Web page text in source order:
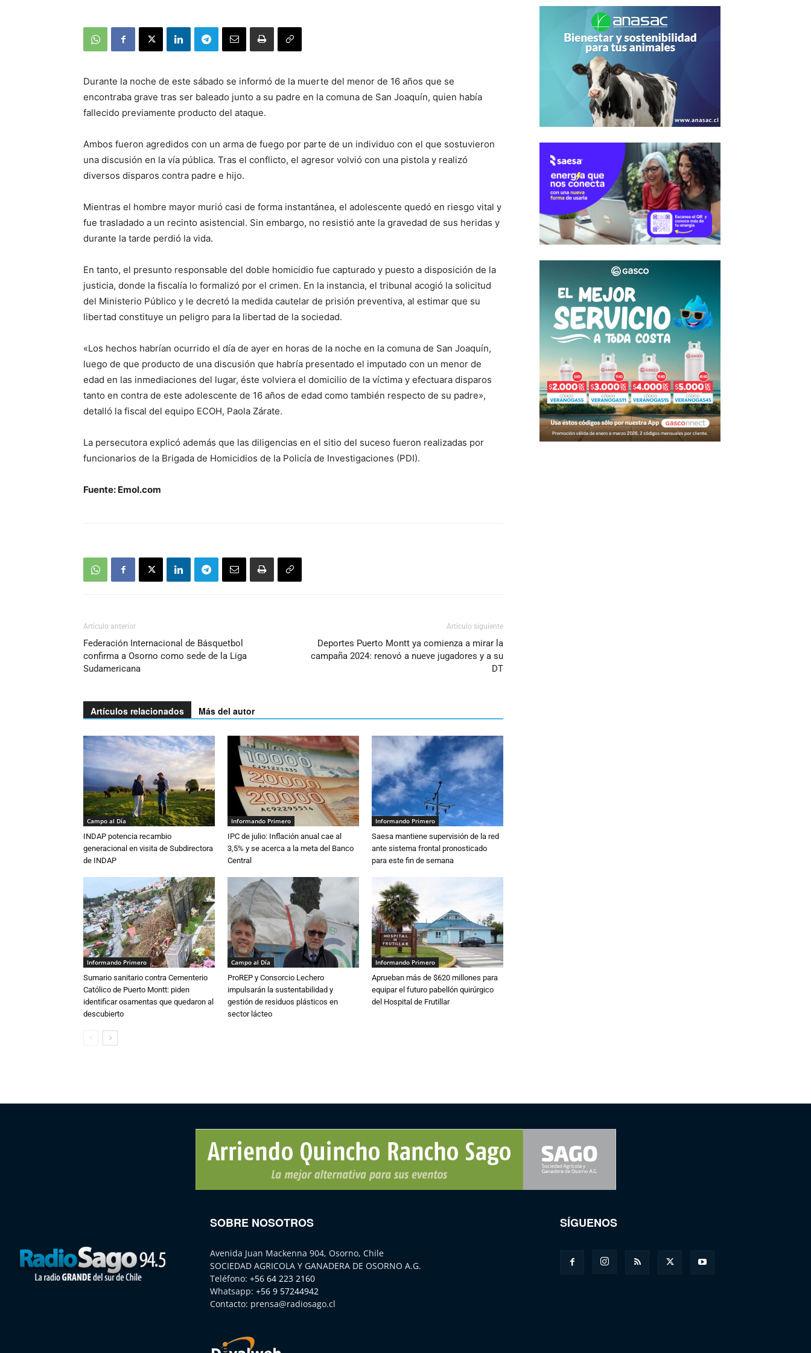
Durante la noche de este sábado se informó de la muerte del menor de 16 años que se
encontraba grave tras ser baleado junto a su padre en la comuna de San Joaquín, quien había
fallecido previamente producto del ataque.
Ambos fueron agredidos con un arma de fuego por parte de un individuo con el que sostuvieron
una discusión en la vía pública. Tras el conflicto, el agresor volvió con una pistola y realizó
diversos disparos contra padre e hijo.
Mientras el hombre mayor murió casi de forma instantánea, el adolescente quedó en riesgo vital y
fue trasladado a un recinto asistencial. Sin embargo, no resistió ante la gravedad de sus heridas y
durante la tarde perdió la vida.
En tanto, el presunto responsable del doble homicidio fue capturado y puesto a disposición de la
justicia, donde la fiscalía lo formalizó por el crimen. En la instancia, el tribunal acogió la solicitud
del Ministerio Público y le decretó la medida cautelar de prisión preventiva, al estimar que su
libertad constituye un peligro para la libertad de la sociedad.
«Los hechos habrían ocurrido el día de ayer en horas de la noche en la comuna de San Joaquín,
luego de que producto de una discusión que habría presentado el imputado con un menor de
edad en las inmediaciones del lugar, éste volviera el domicilio de la víctima y efectuara disparos
tanto en contra de este adolescente de 16 años de edad como también respecto de su padre»,
detalló la fiscal del equipo ECOH, Paola Zárate.
La persecutora explicó además que las diligencias en el sitio del suceso fueron realizadas por
funcionarios de la Brigada de Homicidios de la Policía de Investigaciones (PDI).
Fuente: Emol.com
Artículo anterior
Federación Internacional de Básquetbol
confirma a Osorno como sede de la Liga
Sudamericana
Artículo siguiente
Deportes Puerto Montt ya comienza a mirar la
campaña 2024: renovó a nueve jugadores y a su
DT
Artículos relacionados Más del autor
Campo al Día
INDAP potencia recambio
generacional en visita de Subdirectora
de INDAP
Informando Primero
IPC de julio: Inflación anual cae al
3,5% y se acerca a la meta del Banco
Central
Informando Primero
Saesa mantiene supervisión de la red
ante sistema frontal pronosticado
para este fin de semana
Informando Primero
Sumario sanitario contra Cementerio
Católico de Puerto Montt: piden
identificar osamentas que quedaron al
descubierto
Campo al Día
ProREP y Consorcio Lechero
impulsarán la sustentabilidad y
gestión de residuos plásticos en
sector lácteo
Informando Primero
Aprueban más de $620 millones para
equipar el futuro pabellón quirúrgico
del Hospital de Frutillar
SOBRE NOSOTROS
Avenida Juan Mackenna 904, Osorno, Chile
SOCIEDAD AGRICOLA Y GANADERA DE OSORNO A.G.
Teléfono: +56 64 223 2160
Whatsapp: +56 9 57244942
Contacto: prensa@radiosago.cl
SÍGUENOS